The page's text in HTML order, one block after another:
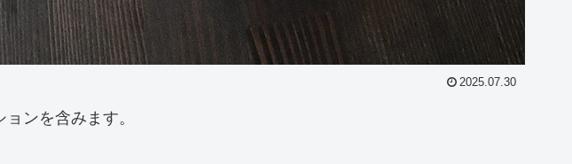
2025.07.30
ンを含みます。